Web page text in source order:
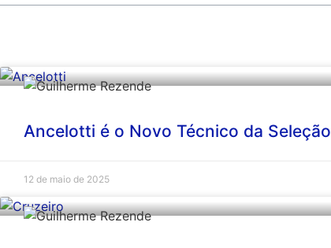
Ancelotti é o Novo Técnico da
12 de maio de 2025